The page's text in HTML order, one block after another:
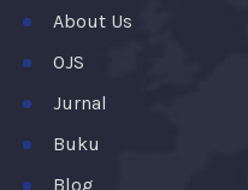
About Us
OJS
Jurnal
Buku
Blog